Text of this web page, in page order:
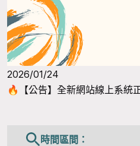
2026/01/24
🔥【公告】全新網站線上系統
時間區間：